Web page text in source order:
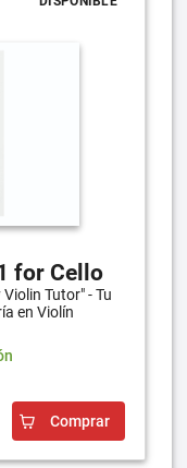
for Cello
Tutor" - Tu
en Violín
Comprar